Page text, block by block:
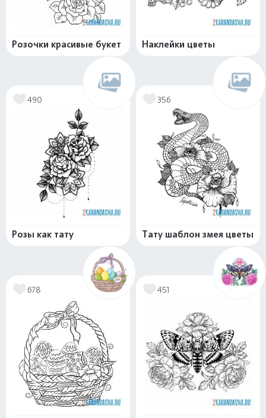
Розочки красивые букет Наклейки цветы
490
Розы как тату
356
Тату шаблон змея цветы
678 451